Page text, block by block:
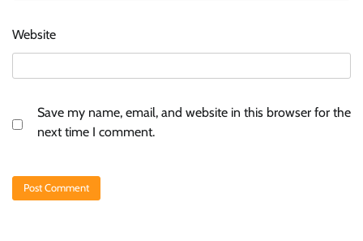
Website
Save my name, email, and website in this browser for the
next time I comment.